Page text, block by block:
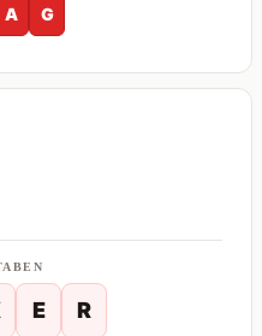
A G
E R